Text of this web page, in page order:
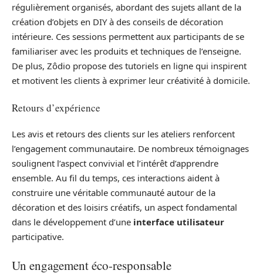
régulièrement organisés, abordant des sujets allant de la
création d’objets en DIY à des conseils de décoration
intérieure. Ces sessions permettent aux participants de se
familiariser avec les produits et techniques de l’enseigne.
De plus, Zôdio propose des tutoriels en ligne qui inspirent
et motivent les clients à exprimer leur créativité à domicile.
Retours d’expérience
Les avis et retours des clients sur les ateliers renforcent
l’engagement communautaire. De nombreux témoignages
soulignent l’aspect convivial et l’intérêt d’apprendre
ensemble. Au fil du temps, ces interactions aident à
construire une véritable communauté autour de la
décoration et des loisirs créatifs, un aspect fondamental
dans le développement d’une interface utilisateur
participative.
Un engagement éco-responsable